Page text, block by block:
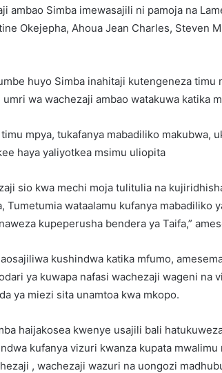
ambao Simba imewasajili ni pamoja na
Okejepha, Ahoua Jean Charles, Steven
huyo Simba inahitaji kutengeneza timu
wa wachezaji ambao watakuwa katika
mpya, tukafanya mabadiliko makubwa,
haya yaliyotkea msimu uliopita
sio kwa mechi moja tulitulia na
Tumetumia wataalamu kufanya mabadiliko
kupeperusha bendera ya Taifa,”
kushindwa katika mfumo,
ya kuwapa nafasi wachezaji wageni na
ya miezi sita unamtoa kwa mkopo.
haijakosea kwenye usajili bali
kufanya vizuri kwanza kupata
, wachezaji wazuri na uongozi